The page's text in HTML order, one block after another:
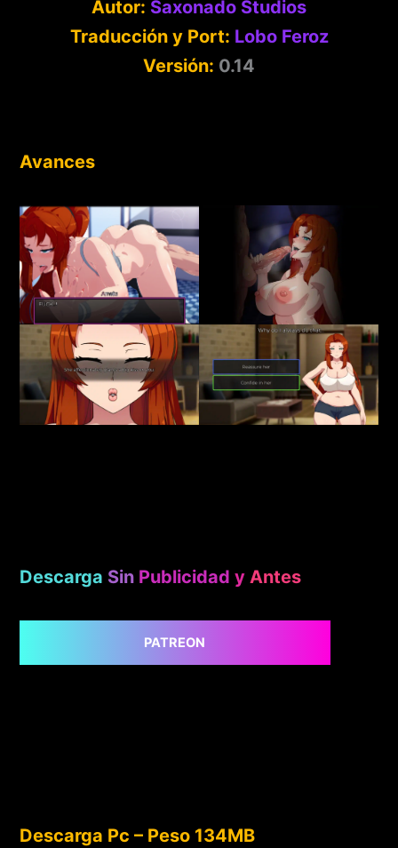
Autor: Saxonado Studios
Traducción y Port: Lobo Feroz
Versión: 0.14
Avances
Descarga Sin Publicidad y Antes
PATREON
Descarga Pc – Peso 134MB